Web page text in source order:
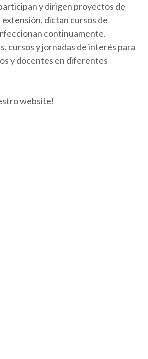
y dirigen proyectos de
dictan cursos de
continuamente.
cursos y jornadas de interés para
y docentes en diferentes
website!